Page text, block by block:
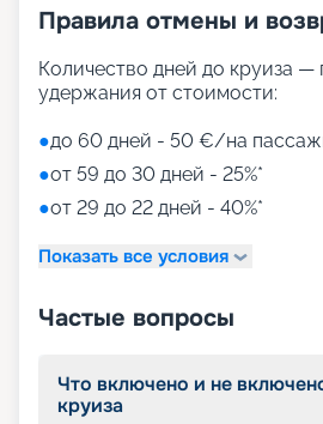
Правила отмены и
Количество дней до круиза —
удержания от стоимости:
●до 60 дней - 50 €/на
●от 59 до 30 дней - 25%*
●от 29 до 22 дней - 40%*
Показать все условия
Частые вопросы
Что включено и не
круиза